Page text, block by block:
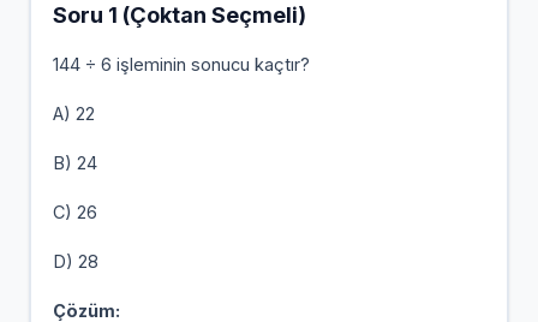
Soru 1 (Çoktan Seçmeli)
144 ÷ 6 işleminin sonucu kaçtır?
A) 22
B) 24
C) 26
D) 28
Çözüm: